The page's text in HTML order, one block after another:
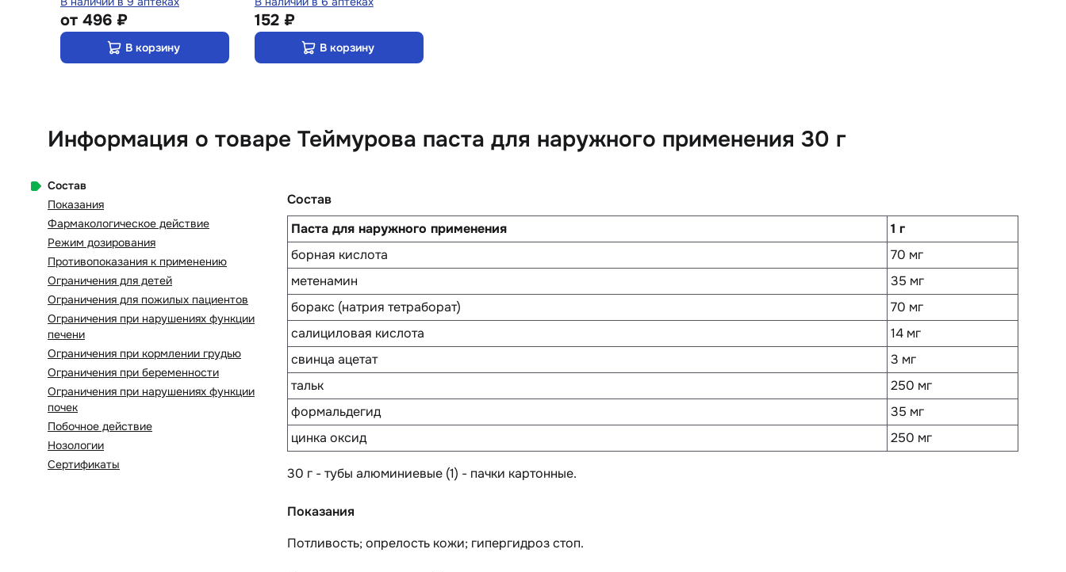
от 496 ₽
В корзину
152 ₽
В корзину
Информация о товаре Теймурова паста для наружного применения 30 г
Состав
Показания
Фармакологическое действие
Режим дозирования
Противопоказания к применению
Ограничения для детей
Ограничения для пожилых пациентов
Ограничения при нарушениях функции
печени
Ограничения при кормлении грудью
Ограничения при беременности
Ограничения при нарушениях функции
почек
Побочное действие
Нозологии
Сертификаты
Состав
Паста для наружного применения
1 г
борная кислота
70 мг
метенамин
35 мг
боракс (натрия тетраборат)
70 мг
салициловая кислота
14 мг
свинца ацетат
3 мг
тальк
250 мг
формальдегид
35 мг
цинка оксид
250 мг
30 г - тубы алюминиевые (1) - пачки картонные.
Показания
Потливость; опрелость кожи; гипергидроз стоп.